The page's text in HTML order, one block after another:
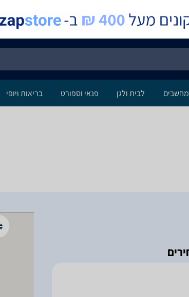
מחשבים לבית ולגן פנאי וספורט בריאות ויופי